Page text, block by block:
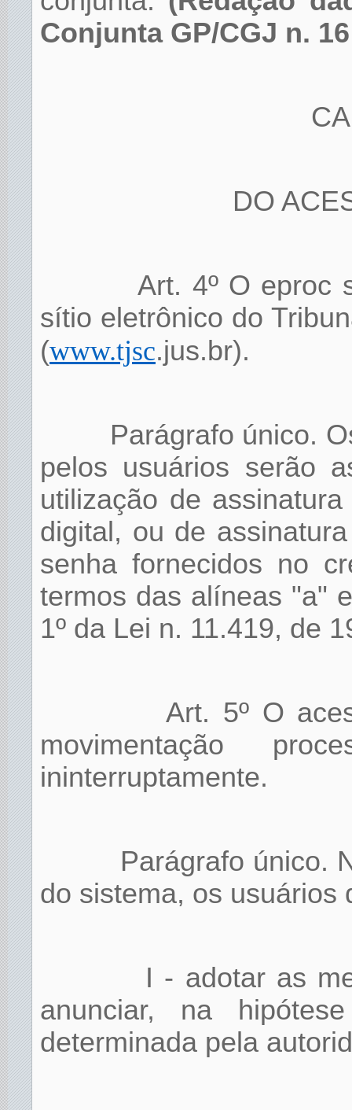
Conjunta GP/CGJ n.
DO
Art. 4º O eproc
sítio eletrônico do
(www.tjsc.jus.br).
Parágrafo único.
pelos usuários serão
utilização de
digital, ou de
senha fornecidos no
termos das alíneas "a"
1º da Lei n. 11.419, de
Art. 5º O
movimentação
ininterruptamente.
Parágrafo único.
do sistema, os usuários
I - adotar as
anunciar, na
determinada pela